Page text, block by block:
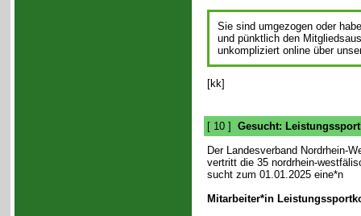
Sie sind umgezogen oder
und pünktlich den
unkompliziert online über
[kk]
[ 10 ] Gesucht:
Der Landesverband Nordrhein-
vertritt die 35 nordrhein-
sucht zum 01.01.2025 eine*n
Mitarbeiter*in